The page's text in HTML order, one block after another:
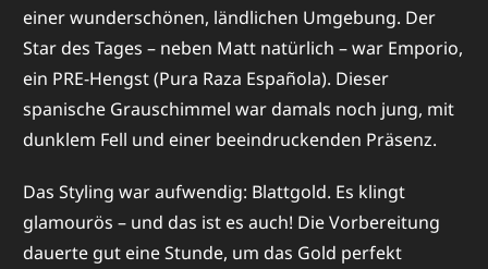
einer wunderschönen, ländlichen Umgebung. Der
Star des Tages – neben Matt natürlich – war Emporio,
ein PRE-Hengst (Pura Raza Española). Dieser
spanische Grauschimmel war damals noch jung, mit
dunklem Fell und einer beeindruckenden Präsenz.
Das Styling war aufwendig: Blattgold. Es klingt
glamourös – und das ist es auch! Die Vorbereitung
dauerte gut eine Stunde, um das Gold perfekt